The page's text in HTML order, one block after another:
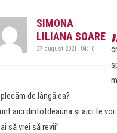
SIMONA
LILIANA SOARE
27 august 2021, 04:10
de lângă ea?
aici dintotdeauna și aici te
să vrei să revii”.